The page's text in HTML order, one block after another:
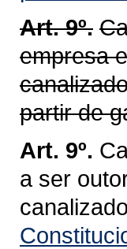
Art. 9º.
empresa
partir de
Art. 9º.
a ser